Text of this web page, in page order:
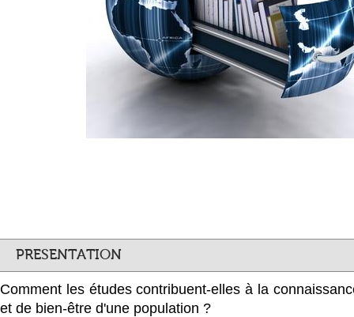
PRESENTATION
Comment les études contribuent-elles à la
et de bien-être d'une population ?